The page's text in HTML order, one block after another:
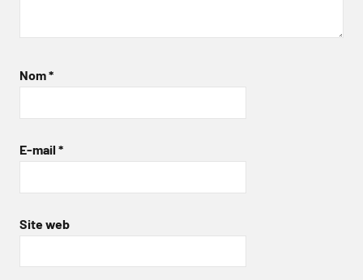
Nom*
E-mail *
Site web